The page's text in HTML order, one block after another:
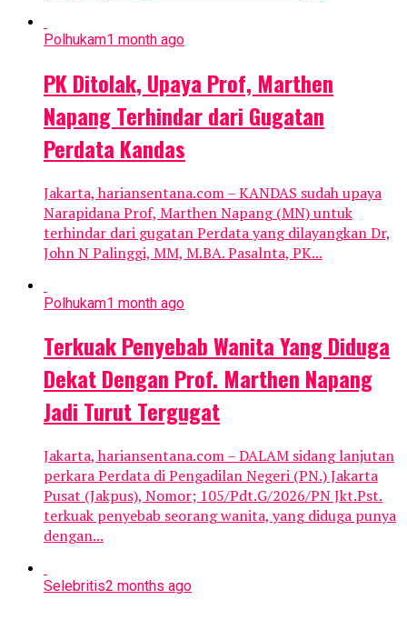
Polhukam1 month ago
PK Ditolak, Upaya Prof, Marthen
Napang Terhindar dari Gugatan
Perdata Kandas
Jakarta, hariansentana.com – KANDAS sudah upaya
Narapidana Prof, Marthen Napang (MN) untuk
terhindar dari gugatan Perdata yang dilayangkan Dr,
John N Palinggi, MM, M.BA. Pasalnta, PK...
Polhukam1 month ago
Terkuak Penyebab Wanita Yang Diduga
Dekat Dengan Prof. Marthen Napang
Jadi Turut Tergugat
Jakarta, hariansentana.com – DALAM sidang lanjutan
perkara Perdata di Pengadilan Negeri (PN.) Jakarta
Pusat (Jakpus), Nomor; 105/Pdt.G/2026/PN Jkt.Pst.
terkuak penyebab seorang wanita, yang diduga punya
dengan...
Selebritis2 months ago